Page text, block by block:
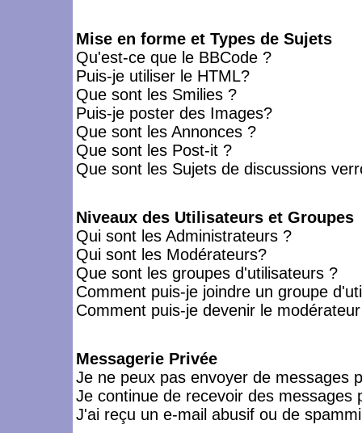
Mise en forme et Types de Sujets
Qu'est-ce que le BBCode ?
Puis-je utiliser le HTML?
Que sont les Smilies ?
Puis-je poster des Images?
Que sont les Annonces ?
Que sont les Post-it ?
Que sont les Sujets de discussions
Niveaux des Utilisateurs et Groupes
Qui sont les Administrateurs ?
Qui sont les Modérateurs?
Que sont les groupes d'utilisateurs ?
Comment puis-je joindre un groupe
Comment puis-je devenir le
Messagerie Privée
Je ne peux pas envoyer de messages
Je continue de recevoir des messages
J'ai reçu un e-mail abusif ou de